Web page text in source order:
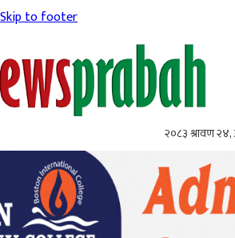
Skip to footer
२०८३ श्रावण